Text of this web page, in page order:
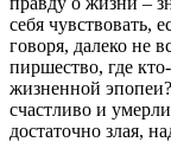
себя чувствовать,
говоря, далеко не
пиршество, где
жизненной
счастливо и
достаточно злая,